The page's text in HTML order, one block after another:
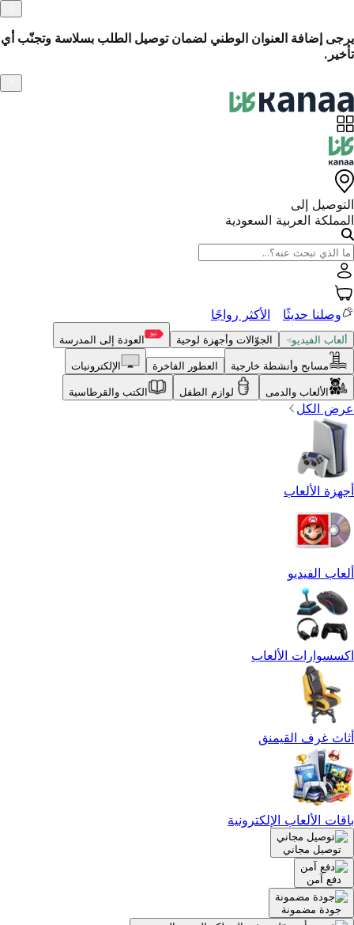
وتجنّب أي
التوصيل إلى
المملكة العربية السعودية
وصلنا حديثًا الأكثر رواجًا
ألعاب الفيديو الجوّالات وأجهزة لوحية العودة إلى المدرسة
مسابح وأنشطة خارجية العطور الفاخرة الإلكترونيات
الألعاب والدمى لوازم الطفل الكتب والقرطاسية
عرض الكل
أجهزة الألعاب
ألعاب الفيديو
اكسسوارات الألعاب
أثاث غرف القيمنق
باقات الألعاب الإلكترونية
توصيل مجاني
دفع آمن
جودة مضمونة